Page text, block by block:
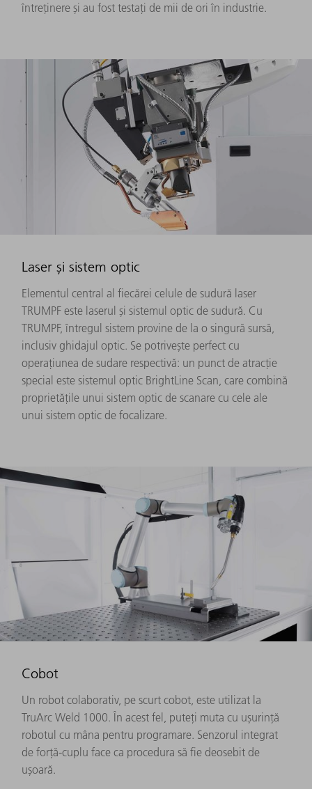
întreținere și au fost testați de mii de ori în industrie.
Laser și sistem optic
Elementul central al fiecărei celule de sudură laser
TRUMPF este laserul și sistemul optic de sudură. Cu
TRUMPF, întregul sistem provine de la o singură sursă,
inclusiv ghidajul optic. Se potrivește perfect cu
operațiunea de sudare respectivă: un punct de atracție
special este sistemul optic BrightLine Scan, care combină
proprietățile unui sistem optic de scanare cu cele ale
unui sistem optic de focalizare.
Cobot
Un robot colaborativ, pe scurt cobot, este utilizat la
TruArc Weld 1000. În acest fel, puteți muta cu ușurință
robotul cu mâna pentru programare. Senzorul integrat
de forță-cuplu face ca procedura să fie deosebit de
ușoară.